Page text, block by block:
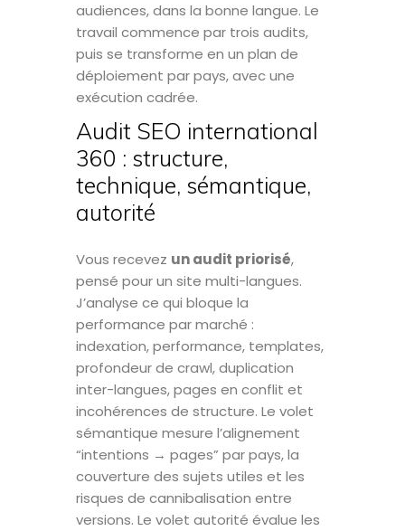
audiences, dans la bonne langue. Le
travail commence par trois audits,
puis se transforme en un plan de
déploiement par pays, avec une
exécution cadrée.
Audit SEO international
360 : structure,
technique, sémantique,
autorité
Vous recevez un audit priorisé,
pensé pour un site multi-langues.
J’analyse ce qui bloque la
performance par marché :
indexation, performance, templates,
profondeur de crawl, duplication
inter-langues, pages en conflit et
incohérences de structure. Le volet
sémantique mesure l’alignement
“intentions → pages” par pays, la
couverture des sujets utiles et les
risques de cannibalisation entre
versions. Le volet autorité évalue les